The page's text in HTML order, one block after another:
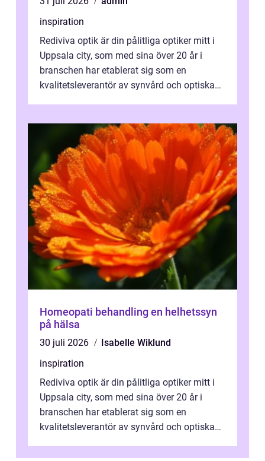
inspiration
Rediviva optik är din pålitliga optiker mitt i
Uppsala city, som med sina över 20 år i
branschen har etablerat sig som en
kvalitetsleverantör av synvård och optiska
Homeopati behandling en helhetssyn
på hälsa
30 juli 2026
Isabelle Wiklund
inspiration
Rediviva optik är din pålitliga optiker mitt i
Uppsala city, som med sina över 20 år i
branschen har etablerat sig som en
kvalitetsleverantör av synvård och optiska